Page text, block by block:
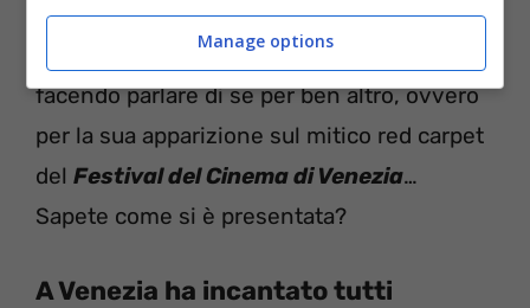
Lo pratica in ambito femminile e pare che
sia pure molto brava. Ma ora la ragazza sta
facendo parlare di se per ben altro, ovvero
per la sua apparizione sul mitico red carpet
del Festival del Cinema di Venezia…
Sapete come si è presentata?
A Venezia ha incantato tutti
Manage options